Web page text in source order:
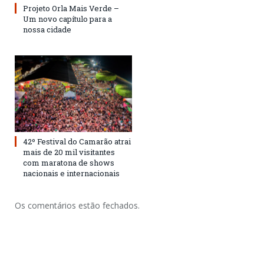
Projeto Orla Mais Verde –
Um novo capítulo para a
nossa cidade
42º Festival do Camarão atrai
mais de 20 mil visitantes
com maratona de shows
nacionais e internacionais
Os comentários estão fechados.